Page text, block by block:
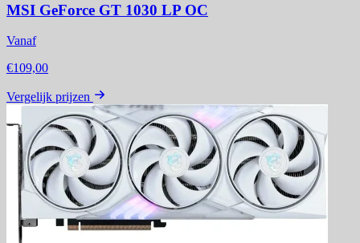
MSI GeForce GT 1030 LP OC
Vanaf
€109,00
Vergelijk prijzen